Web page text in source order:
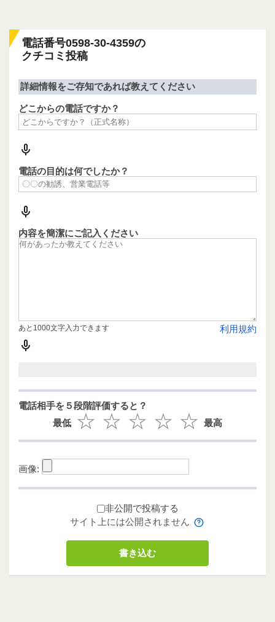
電話番号0598-30-4359の
クチコミ投稿
詳細情報をご存知であれば教えてください
どこからの電話ですか？
電話の目的は何でしたか？
内容を簡潔にご記入ください
利用規約
あと1000文字入力できます
電話相手を５段階評価すると？
最低
最高
画像:
非公開で投稿する
サイト上には公開されません